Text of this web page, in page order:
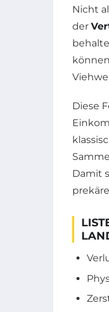
Nicht
der
Diese
Damit